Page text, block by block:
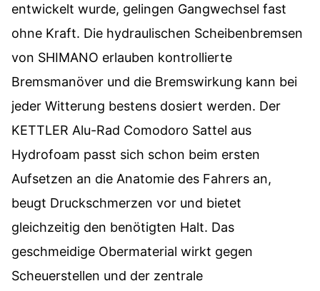
entwickelt wurde, gelingen Gangwechsel fast
ohne Kraft. Die hydraulischen Scheibenbremsen
von SHIMANO erlauben kontrollierte
Bremsmanöver und die Bremswirkung kann bei
jeder Witterung bestens dosiert werden. Der
KETTLER Alu-Rad Comodoro Sattel aus
Hydrofoam passt sich schon beim ersten
Aufsetzen an die Anatomie des Fahrers an,
beugt Druckschmerzen vor und bietet
gleichzeitig den benötigten Halt. Das
geschmeidige Obermaterial wirkt gegen
Scheuerstellen und der zentrale